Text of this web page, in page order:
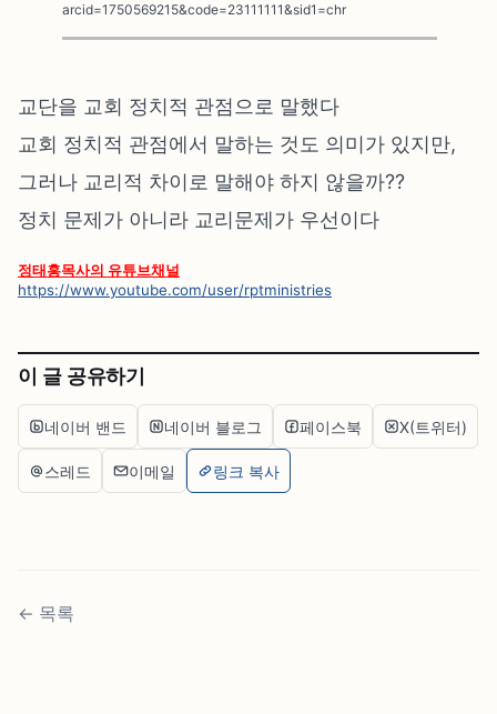
arcid=1750569215&code=23111111&sid1=chr
교단을 교회 정치적 관점으로 말했다
교회 정치적 관점에서 말하는 것도 의미가 있지만,
그러나 교리적 차이로 말해야 하지 않을까??
정치 문제가 아니라 교리문제가 우선이다
정태홍목사의 유튜브채널
https://www.youtube.com/user/rptministries
이 글 공유하기
네이버 밴드 네이버 블로그 페이스북 X(트위터)
스레드 이메일 링크 복사
← 목록